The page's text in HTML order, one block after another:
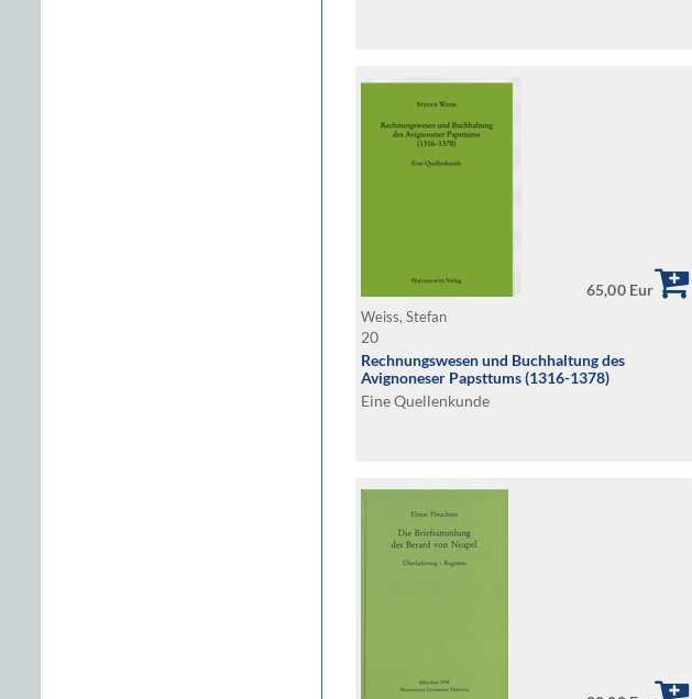
65,00 Eur
Weiss, Stefan
20
Rechnungswesen und Buchhaltung des
Avignoneser Papsttums (1316-1378)
Eine Quellenkunde